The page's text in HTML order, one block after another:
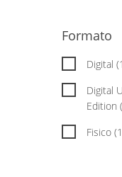
Formato
Digital
Digital
Edition
Fisico